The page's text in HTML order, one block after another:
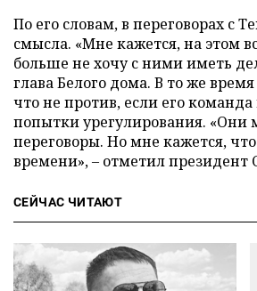
По его словам, в переговорах с
смысла. «Мне кажется, на этом
больше не хочу с ними иметь
глава Белого дома. В то же
что не против, если его
попытки урегулирования. «Они
переговоры. Но мне кажется, что
времени», – отметил президент
СЕЙЧАС ЧИТАЮТ